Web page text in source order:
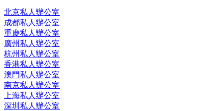
北京私人辦公室
成都私人辦公室
重慶私人辦公室
廣州私人辦公室
杭州私人辦公室
香港私人辦公室
澳門私人辦公室
南京私人辦公室
上海私人辦公室
深圳私人辦公室